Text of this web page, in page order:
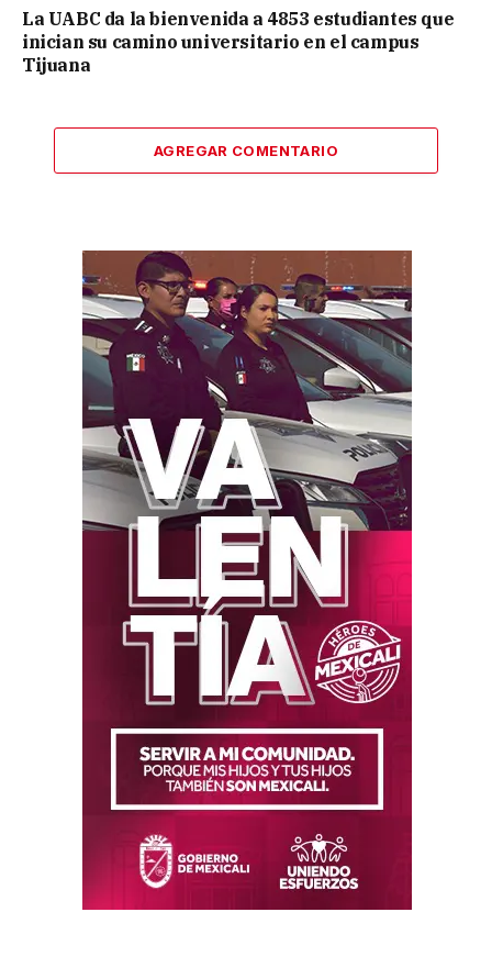
La UABC da la bienvenida a 4853 estudiantes que
inician su camino universitario en el campus
Tijuana
AGREGAR COMENTARIO